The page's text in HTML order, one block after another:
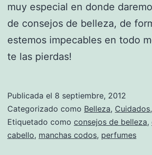
muy especial en donde
de consejos de belleza, de
estemos impecables en todo
te las pierdas!
Publicada el 8 septiembre, 2012
Categorizado como Belleza, Cuidados,
Etiquetado como consejos de belleza,
cabello, manchas codos, perfumes